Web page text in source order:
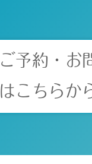
ご予約・お
はこちらか